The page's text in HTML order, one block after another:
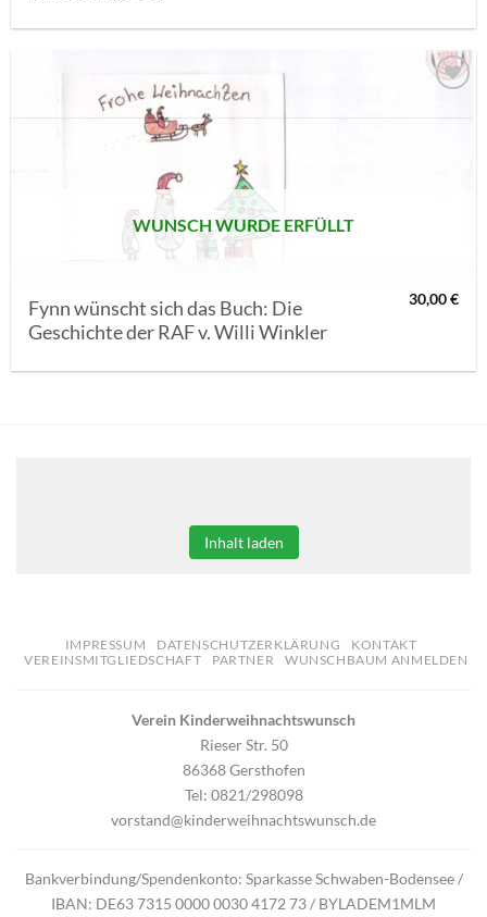
WUNSCH WURDE ERFÜLLT
Fynn wünscht sich das Buch: Die
Geschichte der RAF v. Willi Winkler
30,00€
Inhalt laden
IMPRESSUM DATENSCHUTZERKLÄRUNG
KONTAKT
VEREINSMITGLIEDSCHAFT
PARTNER WUNSCHBAUM ANMELDEN
Verein Kinderweihnachtswunsch
Rieser Str. 50
86368 Gersthofen
Tel: 0821/298098
vorstand@kinderweihnachtswunsch.de
Bankverbindung/Spendenkonto: Sparkasse Schwaben-Bodensee /
IBAN: DE63 7315 0000 0030 4172 73 / BYLADEM1MLM